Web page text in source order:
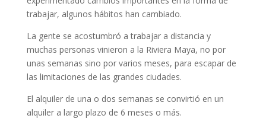
trabajar, algunos hábitos han cambiado.
La gente se acostumbró a trabajar a distancia y
muchas personas vinieron a la Riviera Maya, no por
unas semanas sino por varios meses, para escapar de
las limitaciones de las grandes ciudades.
El alquiler de una o dos semanas se convirtió en un
alquiler a largo plazo de 6 meses o más.